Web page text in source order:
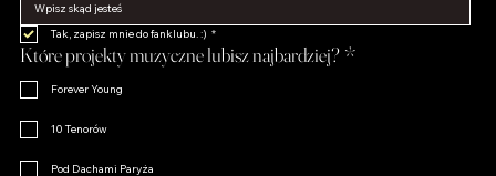
Tak, zapisz mnie do fanklubu. :) *
Które projekty muzyczne lubisz najbardziej? *
Forever Young
10 Tenorów
Pod Dachami Paryża